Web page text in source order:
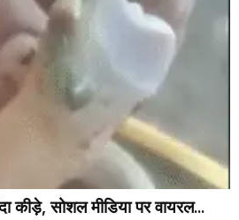
कीड़े, सोशल मीडिया पर वायरल...